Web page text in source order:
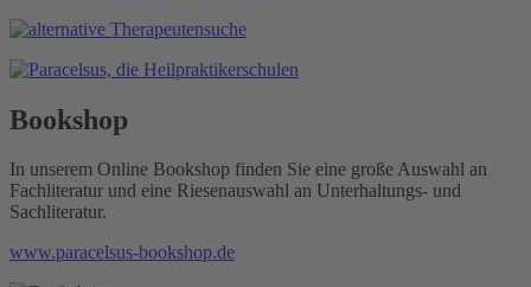
Bookshop
In unserem Online Bookshop finden Sie eine große Auswahl an
Fachliteratur und eine Riesenauswahl an Unterhaltungs- und
Sachliteratur.
www.paracelsus-bookshop.de